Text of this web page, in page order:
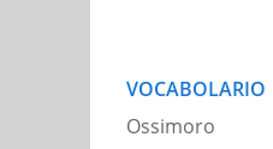
VOCABOLARIO
Ossimoro